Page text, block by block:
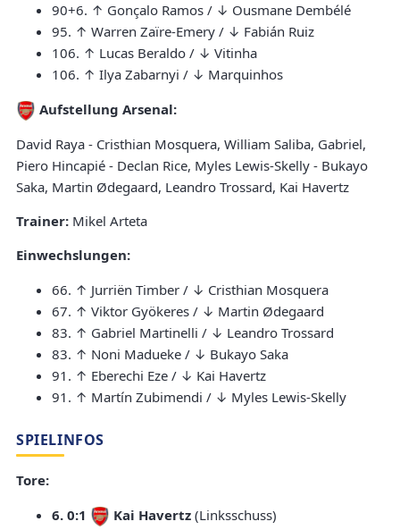
90+6. ↑ Gonçalo Ramos / ↓ Ousmane Dembélé
95. ↑ Warren Zaïre-Emery / ↓ Fabián Ruiz
106. ↑ Lucas Beraldo / ↓ Vitinha
106. ↑ Ilya Zabarnyi / ↓ Marquinhos
Aufstellung Arsenal:
David Raya - Cristhian Mosquera, William Saliba, Gabriel,
Piero Hincapié - Declan Rice, Myles Lewis-Skelly - Bukayo
Saka, Martin Ødegaard, Leandro Trossard, Kai Havertz
Trainer: Mikel Arteta
Einwechslungen:
66. ↑ Jurriën Timber / ↓ Cristhian Mosquera
67. ↑ Viktor Gyökeres / ↓ Martin Ødegaard
83. ↑ Gabriel Martinelli / ↓ Leandro Trossard
83. ↑ Noni Madueke / ↓ Bukayo Saka
91. ↑ Eberechi Eze / ↓ Kai Havertz
91. ↑ Martín Zubimendi / ↓ Myles Lewis-Skelly
SPIELINFOS
Tore:
6. 0:1
Kai Havertz (Linksschuss)